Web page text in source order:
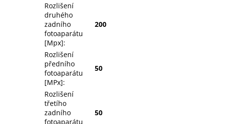
Rozlišení
druhého
zadního
fotoaparátu
[Mpx]:
200
Rozlišení
předního
fotoaparátu
[MPx]:
50
Rozlišení
třetího
zadního
fotoaparátu
50